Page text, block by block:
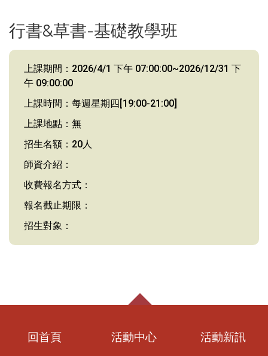
行書&草書-基礎教學班
上課期間：2026/4/1 下午 07:00:00~2026/12/31 下
午 09:00:00
上課時間：每週星期四[19:00-21:00]
上課地點：無
招生名額：20人
師資介紹：
收費報名方式：
報名截止期限：
招生對象：
回首頁 活動中心 活動新訊